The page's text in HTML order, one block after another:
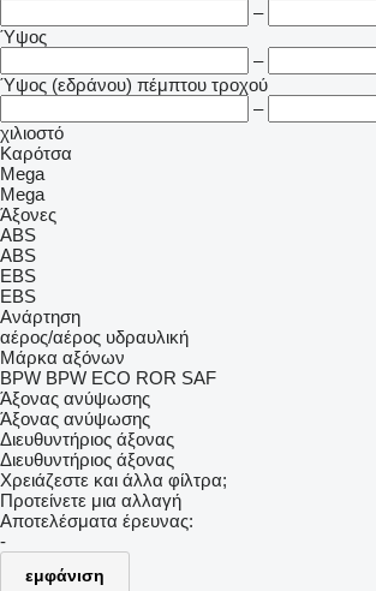
–
Ύψος
–
Ύψος (εδράνου) πέμπτου τροχού
–
χιλιοστό
Καρότσα
Mega
Mega
Άξονες
ABS
ABS
EBS
EBS
Ανάρτηση
αέρος/αέρος υδραυλική
Μάρκα αξόνων
BPW BPW ECO ROR SAF
Άξονας ανύψωσης
Άξονας ανύψωσης
Διευθυντήριος άξονας
Διευθυντήριος άξονας
Χρειάζεστε και άλλα φίλτρα;
Προτείνετε μια αλλαγή
Αποτελέσματα έρευνας:
-
εμφάνιση